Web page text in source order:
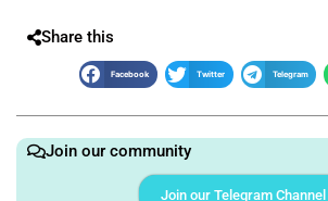
Share this
Facebook Twitter Telegram
Join our community
Join our Telegram Channel